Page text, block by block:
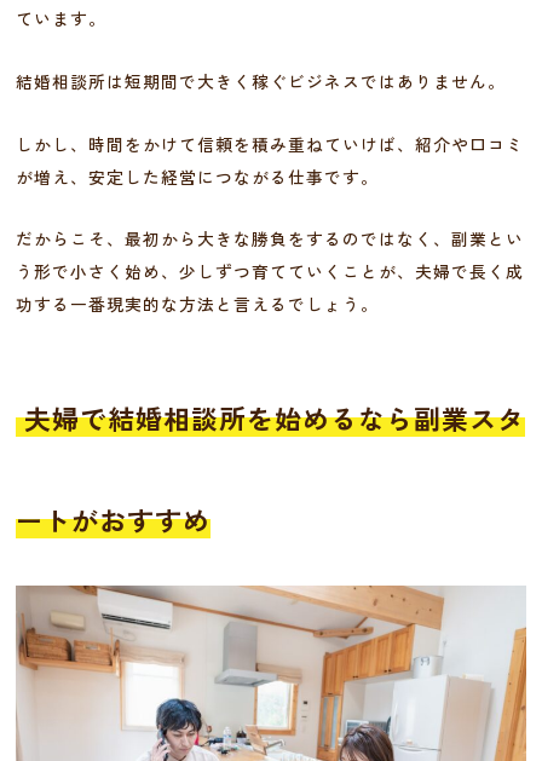
ています。
結婚相談所は短期間で大きく稼ぐビジネスではありません。
しかし、時間をかけて信頼を積み重ねていけば、紹介や口コミ
が増え、安定した経営につながる仕事です。
だからこそ、最初から大きな勝負をするのではなく、副業とい
う形で小さく始め、少しずつ育てていくことが、夫婦で長く成
功する一番現実的な方法と言えるでしょう。
夫婦で結婚相談所を始めるなら副業スタ
ートがおすすめ